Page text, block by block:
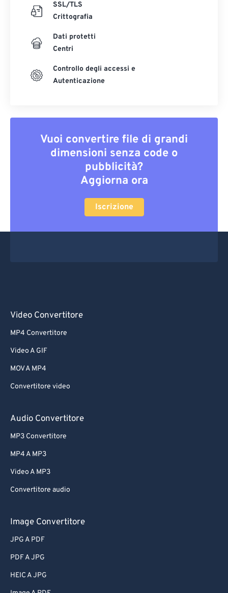
SSL/TLS
Crittografia
Dati protetti
Centri
Controllo degli accessi e
Autenticazione
Vuoi convertire file di grandi
dimensioni senza code o
pubblicità?
Aggiorna ora
Iscrizione
Video Convertitore
MP4 Convertitore
Video A GIF
MOV A MP4
Convertitore video
Audio Convertitore
MP3 Convertitore
MP4 A MP3
Video A MP3
Convertitore audio
Image Convertitore
JPG A PDF
PDF A JPG
HEIC A JPG